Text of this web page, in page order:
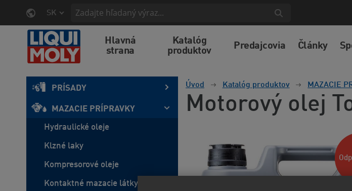
SK
Hlavná
strana
Katalóg
produktov
Predajcovia Články
PRÍSADY
MAZACIE PRÍPRAVKY
Hydraulické oleje
Klzné laky
Kompresorové oleje
Kontaktné mazacie látky
Úvod Katalóg produktov MAZACIE
Motorový olej